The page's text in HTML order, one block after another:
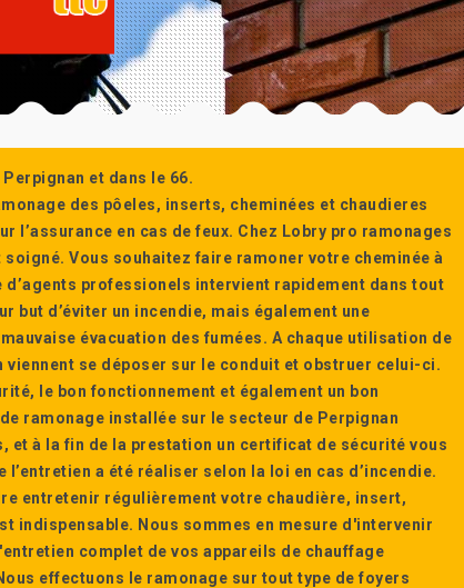
et dans le 66.
des pôeles, inserts, cheminées et chaudieres
l’assurance en cas de feux. Chez Lobry pro ramonages
Vous souhaitez faire ramoner votre cheminée à
professionels intervient rapidement dans tout
but d’éviter un incendie, mais également une
évacuation des fumées. A chaque utilisation de
se déposer sur le conduit et obstruer celui-ci.
le bon fonctionnement et également un bon
ramonage installée sur le secteur de Perpignan
et à la fin de la prestation un certificat de sécurité vous
a été réaliser selon la loi en cas d’incendie.
entretenir régulièrement votre chaudière, insert,
indispensable. Nous sommes en mesure d'intervenir
complet de vos appareils de chauffage
effectuons le ramonage sur tout type de foyers